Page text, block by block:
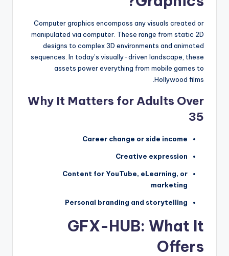
Computer graphics encompass any visuals created or
manipulated via computer. These range from static 2D
designs to complex 3D environments and animated
sequences. In today’s visually-driven landscape, these
assets power everything from mobile games to
Hollywood films.
Why It Matters for Adults Over
35
Career change or side income
Creative expression
Content for YouTube, eLearning, or
marketing
Personal branding and storytelling
GFX-HUB: What It
Offers